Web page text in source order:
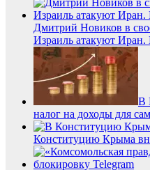
Дмитрий Новиков в
Израиль атакуют Иран.
В
налог на доходы для
Конституцию Крыма